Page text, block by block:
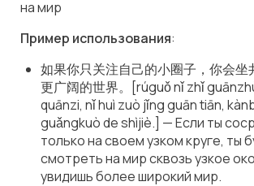
на мир
Пример использования:
如果你只关注自己的小圈子，你会坐
更广阔的世界。[rúguǒ nǐ zhǐ
quānzi, nǐ huì zuò jǐng guān tiān,
guǎngkuò de shìjiè.] — Если ты
только на своем узком круге, ты
смотреть на мир сквозь узкое
увидишь более широкий мир.